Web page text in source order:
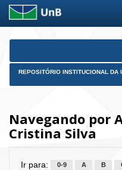
Skip
REPOSITÓRIO INSTITUCIONAL DA
Navegando por
Cristina Silva
Ir para: 0-9 A B